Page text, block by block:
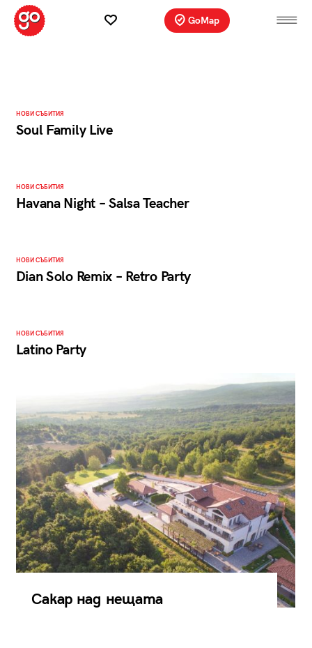
GoMap
НОВИ СЪБИТИЯ
Soul Family Live
НОВИ СЪБИТИЯ
Havana Night – Salsa Teacher
НОВИ СЪБИТИЯ
Dian Solo Remix – Retro Party
НОВИ СЪБИТИЯ
Latino Party
Сакар над нещата